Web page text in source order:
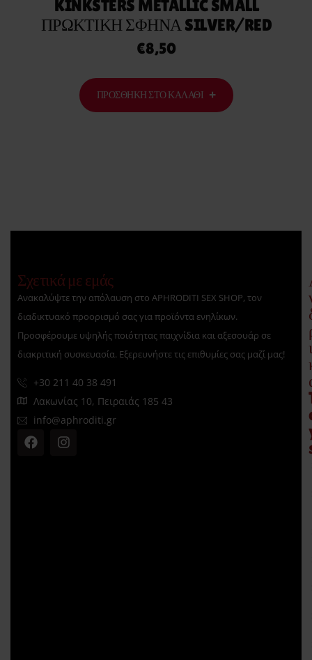
KINKSTERS METALLIC SMALL
ΠΡΩΚΤΙΚΉ ΣΦΉΝΑ SILVER/RED
€8,50
ΠΡΟΣΘΉΚΗ ΣΤΟ ΚΑΛΆΘΙ
Σχετικά με εμάς
Ανακαλύψτε την απόλαυση στο APHRODITI SEX SHOP, τον
διαδικτυακό προορισμό σας για προϊόντα ενηλίκων.
Προσφέρουμε υψηλής ποιότητας παιχνίδια και αξεσουάρ σε
διακριτική συσκευασία. Εξερευνήστε τις επιθυμίες σας μαζί μας!
+30 211 40 38 491
Λακωνίας 10, Πειραιάς 185 43
info@aphroditi.gr
ι